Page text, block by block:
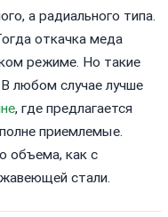
а радиального типа.
откачка меда
режиме. Но такие
любом случае лучше
, где предлагается
приемлемые.
объема, как с
стали.